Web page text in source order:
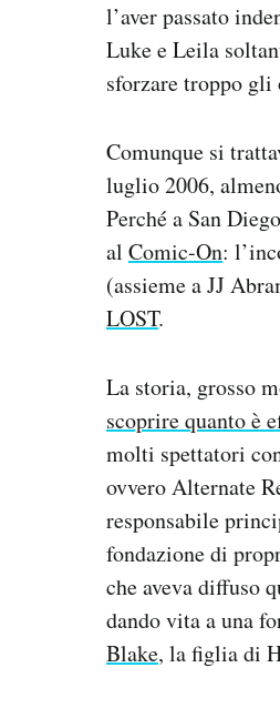
l’aver passato
Luke e Leila
sforzare troppo
Comunque si
luglio 2006,
Perché a San
al Comic-On:
(assieme a JJ
LOST.
La storia, grosso
scoprire quanto è
molti spettatori
ovvero Alternate
responsabile
fondazione di
che aveva diffuso
dando vita a una
Blake, la figlia di